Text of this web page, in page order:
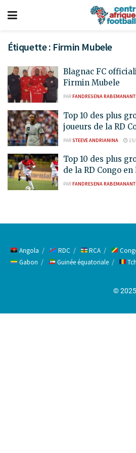
Étiquette : Firmin Mubele
Blagnac FC
Firmin Mubele
PARFANDRESENA
Top 10 des plus
joueurs de la RD
PARSTEEVE ANDRIANINA
Top 10 des plus
de la RD Congo en
PARFANDRESENA
Angola RDC RCA
Gabon
Guinée équatoriale
©